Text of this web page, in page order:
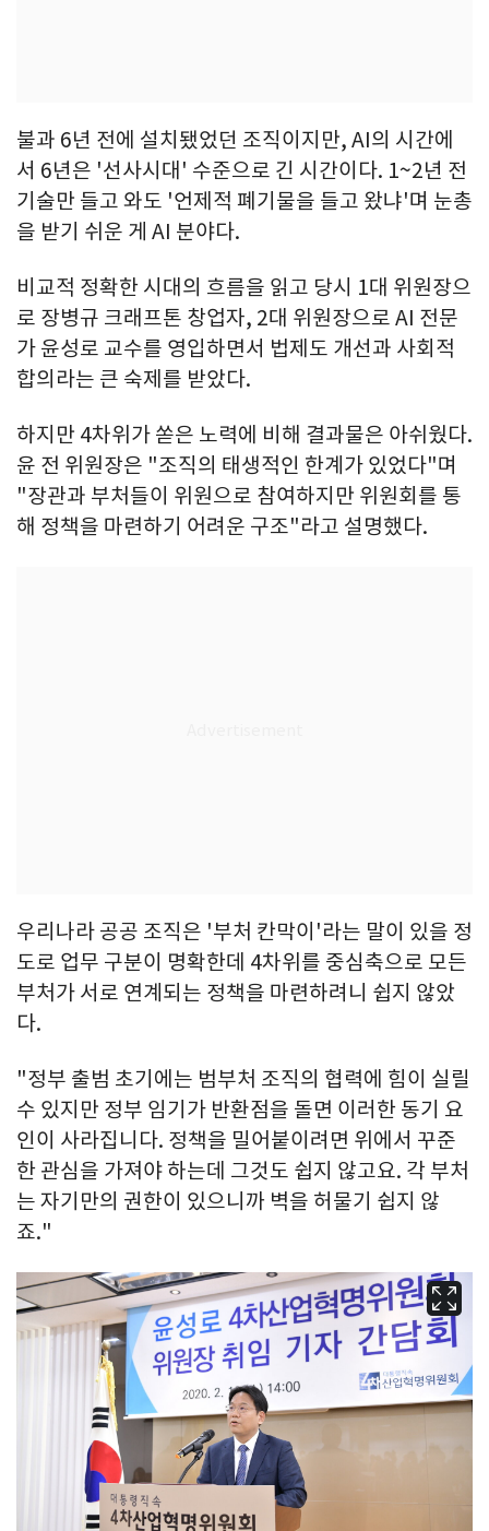
불과 6년 전에 설치됐었던 조직이지만, AI의 시간에
서 6년은 '선사시대' 수준으로 긴 시간이다. 1~2년 전
기술만 들고 와도 '언제적 폐기물을 들고 왔냐'며 눈총
을 받기 쉬운 게 AI 분야다.
비교적 정확한 시대의 흐름을 읽고 당시 1대 위원장으
로 장병규 크래프톤 창업자, 2대 위원장으로 AI 전문
가 윤성로 교수를 영입하면서 법제도 개선과 사회적
합의라는 큰 숙제를 받았다.
하지만 4차위가 쏟은 노력에 비해 결과물은 아쉬웠다.
윤 전 위원장은 "조직의 태생적인 한계가 있었다"며
"장관과 부처들이 위원으로 참여하지만 위원회를 통
해 정책을 마련하기 어려운 구조"라고 설명했다.
우리나라 공공 조직은 '부처 칸막이'라는 말이 있을 정
도로 업무 구분이 명확한데 4차위를 중심축으로 모든
부처가 서로 연계되는 정책을 마련하려니 쉽지 않았
다.
"정부 출범 초기에는 범부처 조직의 협력에 힘이 실릴
수 있지만 정부 임기가 반환점을 돌면 이러한 동기 요
인이 사라집니다. 정책을 밀어붙이려면 위에서 꾸준
한 관심을 가져야 하는데 그것도 쉽지 않고요. 각 부처
는 자기만의 권한이 있으니까 벽을 허물기 쉽지 않
죠."